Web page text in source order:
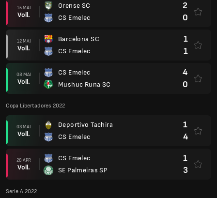
15 MAI
Voll.
Orense SC
CS Emelec
2
0
12 MAI
Voll.
Barcelona SC
CS Emelec
1
1
08 MAI
Voll.
CS Emelec
Mushuc Runa SC
4
0
Copa Libertadores 2022
03 MAI
Voll.
Deportivo Tachira
CS Emelec
1
4
28 APR
Voll.
CS Emelec
SE Palmeiras SP
1
3
Serie A 2022